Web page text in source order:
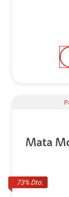
73% Dto.
Mata